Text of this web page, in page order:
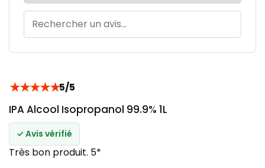
★★★★★5/5
IPA Alcool Isopropanol 99.9% 1L
✓ Avis vérifié
Très bon produit. 5*